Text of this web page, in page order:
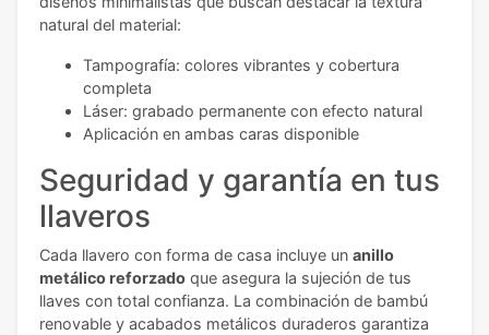
natural del material:
Tampografía: colores vibrantes y cobertura
completa
Láser: grabado permanente con efecto natural
Aplicación en ambas caras disponible
Seguridad y garantía en tus
llaveros
Cada llavero con forma de casa incluye un anillo
metálico reforzado que asegura la sujeción de tus
llaves con total confianza. La combinación de bambú
renovable y acabados metálicos duraderos garantiza